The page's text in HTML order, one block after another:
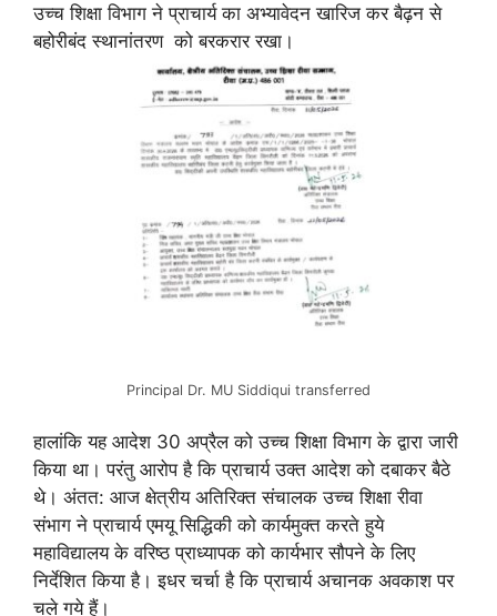
उच्च शिक्षा विभाग ने प्राचार्य का अभ्यावेदन खारिज कर बैढ़न से
बहोरीबंद स्थानांतरण को बरकरार रखा।
Principal Dr. MU Siddiqui transferred
हालांकि यह आदेश 30 अप्रैल को उच्च शिक्षा विभाग के द्वारा जारी
किया था। परंतु आरोप है कि प्राचार्य उक्त आदेश को दबाकर बैठे
थे। अंतत: आज क्षेत्रीय अतिरिक्त संचालक उच्च शिक्षा रीवा
संभाग ने प्राचार्य एमयू सिद्धिकी को कार्यमुक्त करते हुये
महाविद्यालय के वरिष्ठ प्राध्यापक को कार्यभार सौपने के लिए
निर्देशित किया है। इधर चर्चा है कि प्राचार्य अचानक अवकाश पर
चले गये हैं।